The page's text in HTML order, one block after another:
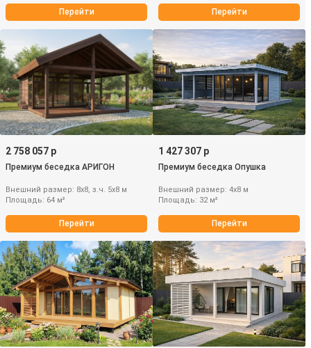
Перейти Перейти
2 758 057 р
Премиум беседка АРИГОН
Внешний размер: 8х8, з.ч. 5х8 м
Площадь: 64 м²
Перейти
1 427 307 р
Премиум беседка Опушка
Внешний размер: 4х8 м
Площадь: 32 м²
Перейти